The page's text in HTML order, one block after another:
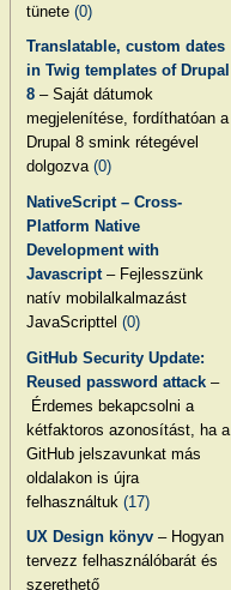
tünete(0)
Translatable, custom dates
in Twig templates of Drupal
8 – Saját dátumok
megjelenítése, fordíthatóan a
Drupal 8 smink rétegével
dolgozva(0)
NativeScript – Cross-
Platform Native
Development with
Javascript – Fejlesszünk
natív mobilalkalmazást
JavaScripttel(0)
GitHub Security Update:
Reused password attack –
Érdemes bekapcsolni a
kétfaktoros azonosítást, ha a
GitHub jelszavunkat más
oldalakon is újra
felhasználtuk(17)
UX Design könyv – Hogyan
tervezz felhasználóbarát és
szerethető